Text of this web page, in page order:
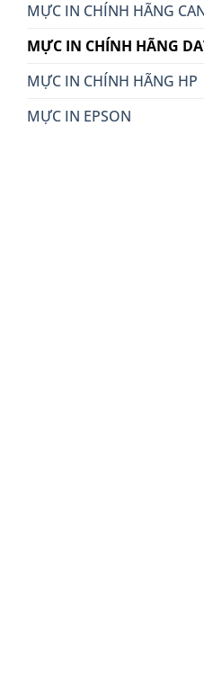
MỰC IN CHÍNH HÃNG
MỰC IN CHÍNH HÃNG
MỰC IN CHÍNH HÃNG HP
MỰC IN EPSON